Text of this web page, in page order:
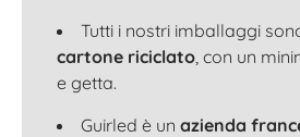
Tutti i nostri imballaggi
cartone riciclato, con un
e getta.
Guirled è un azienda